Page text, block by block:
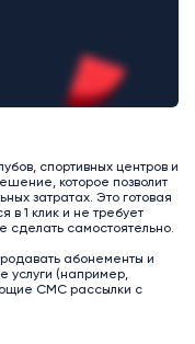
спортивных центров и
которое позволит
затратах. Это готовая
в 1 клик и не требует
сделать самостоятельно.
абонементы и
услуги (например,
СМС рассылки с